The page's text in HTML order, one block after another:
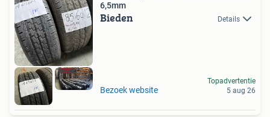
6,5mm
Bieden Details
Bezoek website
Topadvertentie
5 aug 26